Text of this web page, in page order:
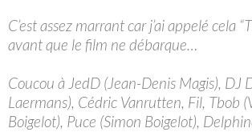
C’est assez marrant car j’ai appelé cela
avant que le film ne débarque…
Coucou à JedD (Jean-Denis Magis), DJ
Laermans), Cédric Vanrutten, Fil, Tbob
Boigelot), Puce (Simon Boigelot),